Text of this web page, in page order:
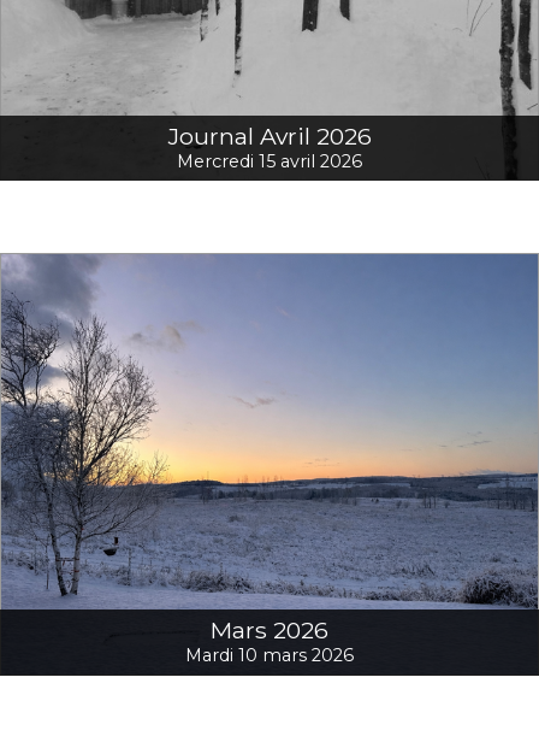
Journal Avril 2026
Mercredi 15 avril 2026
Mars 2026
Mardi 10 mars 2026